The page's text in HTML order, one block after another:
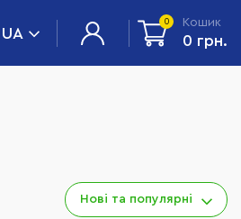
UA
0 Кошик
0 грн.
Нові та популярні